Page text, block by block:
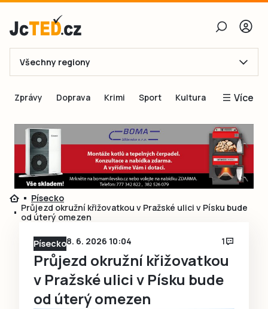
E-mail
Obnovit heslo
Přihlásit se
Ještě nemám účet, chci se
Všechny regiony
Zprávy Doprava Krimi Sport Kultura Více
Blogy
Inspirace
Čtenáři píší
Speciální přílohy
Písecko
Průjezd okružní křižovatkou v Pražské ulici v Písku bude
od úterý omezen
Písecko8. 6. 2026 10:04 1
Průjezd okružní křižovatkou
v Pražské ulici v Písku bude
od úterý omezen